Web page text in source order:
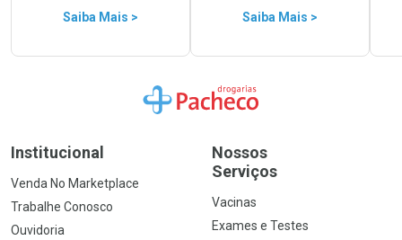
Saiba Mais > Saiba Mais >
Ir para a Home
Institucional
Venda No Marketplace
Trabalhe Conosco
Ouvidoria
Nossos
Serviços
Vacinas
Exames e Testes